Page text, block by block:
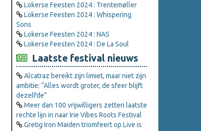
Lokerse Feesten 2024 : Trentemøller
Lokerse Feesten 2024 : Whispering
Sons
Lokerse Feesten 2024 : NAS
Lokerse Feesten 2024 : De La Soul
Laatste festival nieuws
Alcatraz bereikt zijn limiet, maar niet zijn
ambitie: “Alles wordt groter, de sfeer blijft
dezelfde”
Meer dan 100 vrijwilligers zetten laatste
rechte lijn in naar Irie Vibes Roots Festival
Gretig Iron Maiden triomfeert op Live is